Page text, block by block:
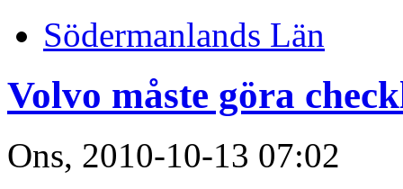
Södermanlands Län
Volvo måste göra
Ons, 2010-10-13 07:02